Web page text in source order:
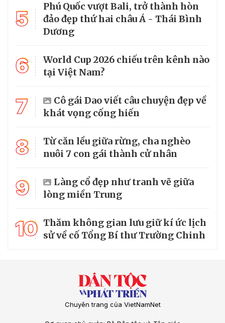
5
Phú Quốc vượt Bali, trở thành hòn
đảo đẹp thứ hai châu Á - Thái Bình
Dương
6
World Cup 2026 chiếu trên kênh nào
tại Việt Nam?
7
Cô gái Dao viết câu chuyện đẹp về
khát vọng cống hiến
8
Từ căn lều giữa rừng, cha nghèo
nuôi 7 con gái thành cử nhân
9
Làng cổ đẹp như tranh vẽ giữa
lòng miền Trung
10 Thăm không gian lưu giữ kí ức lịch
sử về cố Tổng Bí thư Trường Chinh
Chuyên trang của VietNamNet